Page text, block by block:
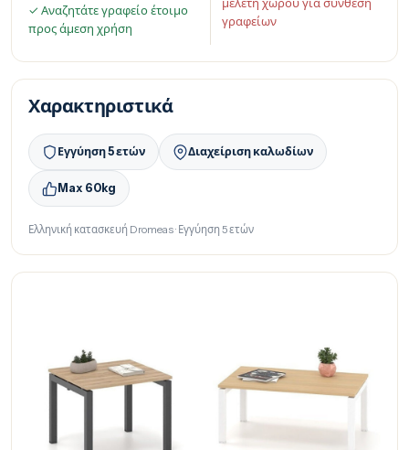
✓ Αναζητάτε γραφείο έτοιμο
προς άμεση χρήση
μελέτη χώρου για σύνθεση
γραφείων
Χαρακτηριστικά
Εγγύηση 5 ετών Διαχείριση καλωδίων
Max 60kg
Ελληνική κατασκευή Dromeas · Εγγύηση 5 ετών